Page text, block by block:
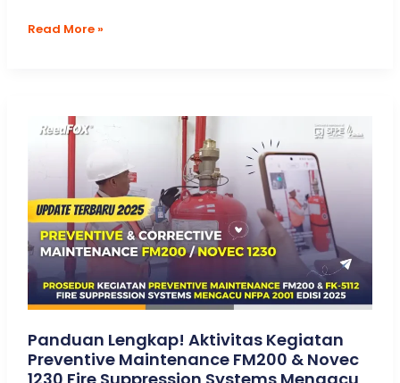
Hydrotest
dengan
Lengkap
Read More »
Panduan Lengkap! Aktivitas Kegiatan
Preventive Maintenance FM200 & Novec